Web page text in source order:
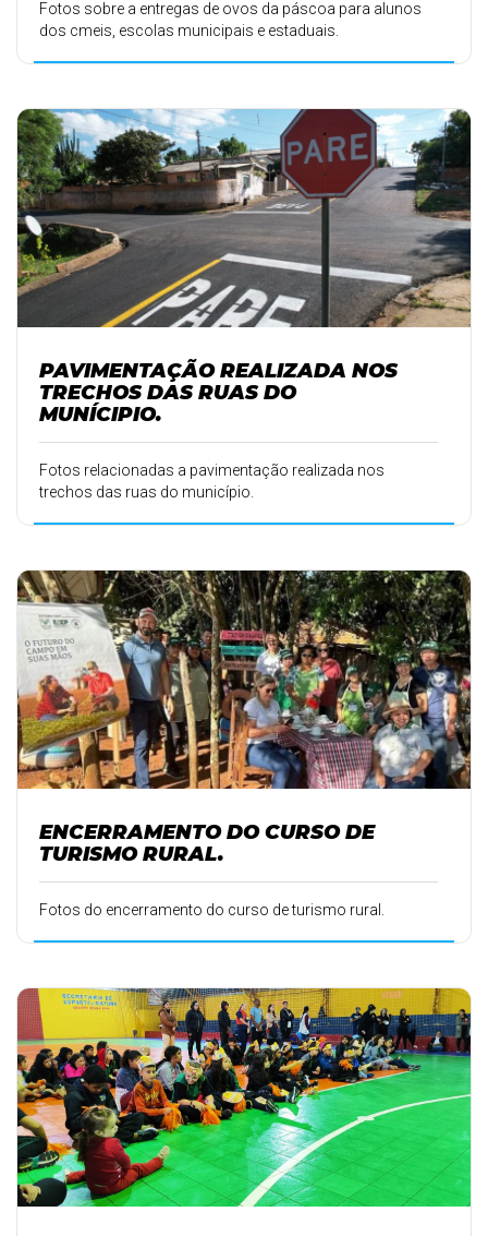
Fotos sobre a entregas de ovos da páscoa para alunos
dos cmeis, escolas municipais e estaduais.
PAVIMENTAÇÃO REALIZADA NOS
TRECHOS DAS RUAS DO
MUNÍCIPIO.
Fotos relacionadas a pavimentação realizada nos
trechos das ruas do município.
ENCERRAMENTO DO CURSO DE
TURISMO RURAL.
Fotos do encerramento do curso de turismo rural.